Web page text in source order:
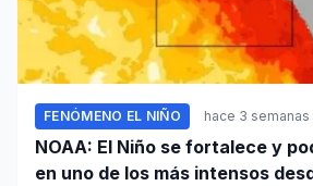
FENÓMENO EL NIÑO hace 3 semanas
NOAA: El Niño se fortalece y
en uno de los más intensos